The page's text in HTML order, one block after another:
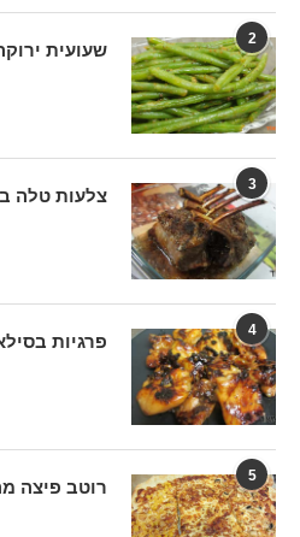
2
שעועית
3
צלעות טלה
4
פרגיות
5
רוטב פיצה